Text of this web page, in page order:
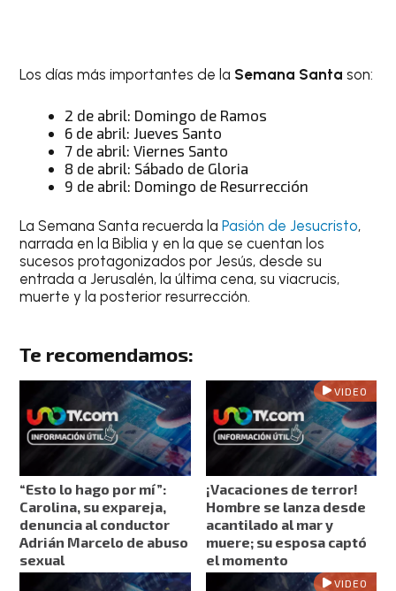
Los días más importantes de la Semana Santa son:
2 de abril: Domingo de Ramos
6 de abril: Jueves Santo
7 de abril: Viernes Santo
8 de abril: Sábado de Gloria
9 de abril: Domingo de Resurrección
La Semana Santa recuerda laPasión de Jesucristo,
narrada en la Biblia y en la que se cuentan los
sucesos protagonizados por Jesús, desde su
entrada a Jerusalén, la última cena, su viacrucis,
muerte y la posterior resurrección.
Te recomendamos:
“Esto lo hago por mí”:
Carolina, su expareja,
denuncia al conductor
Adrián Marcelo de abuso
sexual
VIDEO
¡Vacaciones de terror!
Hombre se lanza desde
acantilado al mar y
muere; su esposa captó
el momento
VIDEO